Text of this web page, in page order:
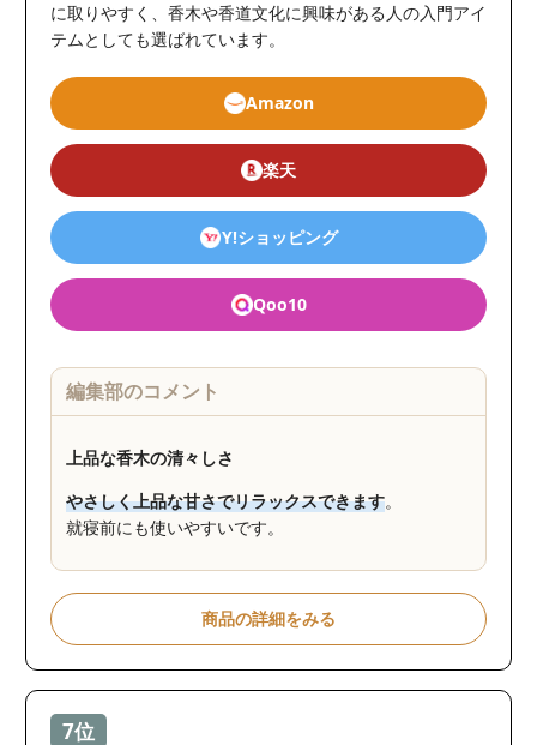
に取りやすく、香木や香道文化に興味がある人の入門アイ
テムとしても選ばれています。
Amazon
楽天
Y!ショッピング
Qoo10
編集部のコメント
上品な香木の清々しさ
やさしく上品な甘さでリラックスできます。
就寝前にも使いやすいです。
商品の詳細をみる
7位